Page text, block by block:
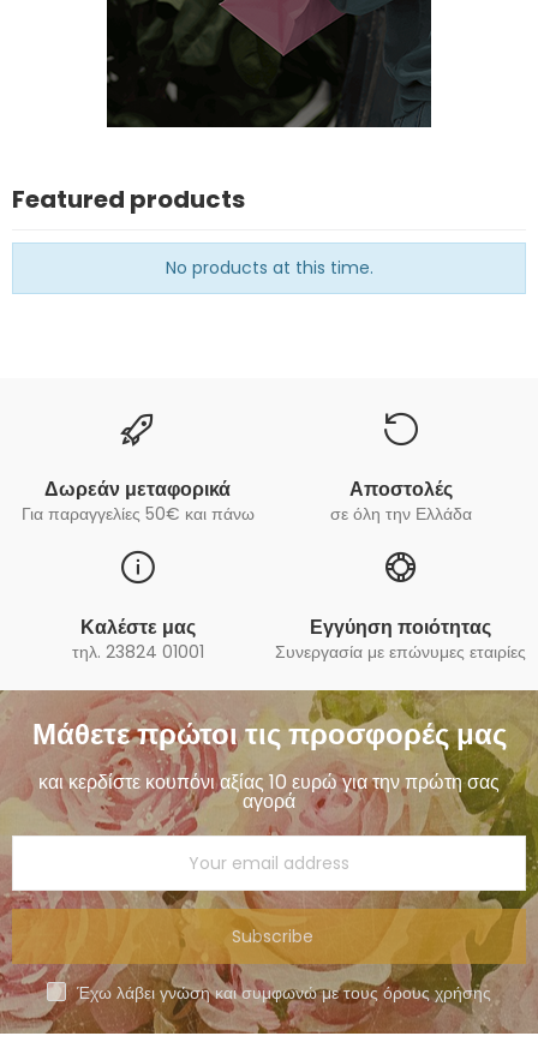
Featured products
No products at this time.
Δωρεάν μεταφορικά
Για παραγγελίες 50€ και πάνω
Αποστολές
σε όλη την Ελλάδα
Καλέστε μας
τηλ. 23824 01001
Εγγύηση ποιότητας
Συνεργασία με επώνυμες εταιρίες
Μάθετε πρώτοι τις προσφορές μας
και κερδίστε κουπόνι αξίας 10 ευρώ για την πρώτη σας
αγορά
Subscribe
Έχω λάβει γνώση και συμφωνώ με τους όρους χρήσης